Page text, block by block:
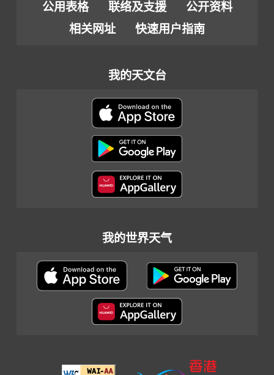
公用表格 联络及支援
公开资料
相关网址
快速用户指南
我的天文台
我的世界天气